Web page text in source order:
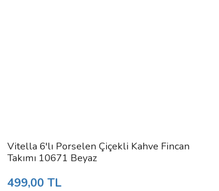
Vitella 6'lı Porselen Çiçekli Kahve Fincan
Takımı 10671 Beyaz
499,00 TL